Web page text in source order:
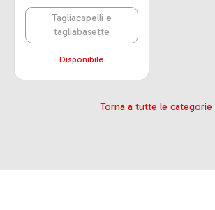
Tagliacapelli e
tagliabasette
Disponibile
Torna a tutte le categorie